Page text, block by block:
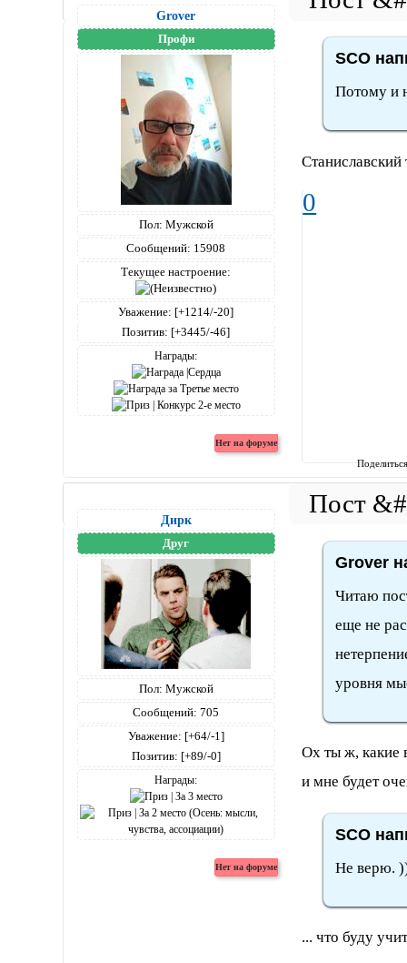
Grover
Профи
Пол: Мужской
Сообщений: 15908
Текущее настроение:
Уважение: [+1214/-20]
Позитив: [+3445/-46]
Награды:
SCO
Потому и
0
Дирк
Друг
Пол: Мужской
Сообщений: 705
Уважение: [+64/-1]
Позитив: [+89/-0]
Награды:
Grover
Читаю
еще не
уровня
Ох ты ж, какие
и мне будет
SCO
Не верю.
... что буду